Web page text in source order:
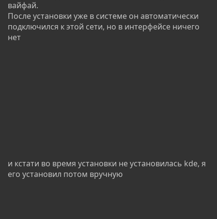
вайфай.
После установки уже в системе он автоматически
подключился к этой сети, но в интерфейсе ничего
нет
и кстати во время установки не установилась kde, я
его установил потом вручную